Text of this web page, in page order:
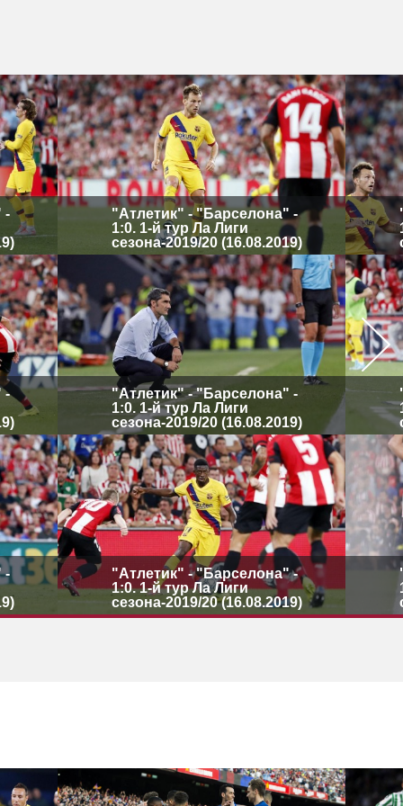
-
"Атлетик" - "Барселона" -
1:0. 1-й тур Ла Лиги
сезона-2019/20 (16.08.2019)
-
"Атлетик" - "Барселона" -
1:0. 1-й тур Ла Лиги
сезона-2019/20 (16.08.2019)
-
"Атлетик" - "Барселона" -
1:0. 1-й тур Ла Лиги
сезона-2019/20 (16.08.2019)